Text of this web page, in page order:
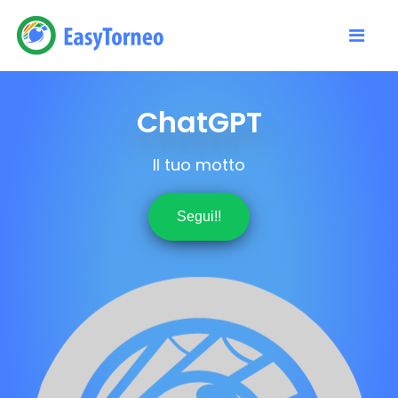
ChatGPT
Il tuo motto
Segui!!